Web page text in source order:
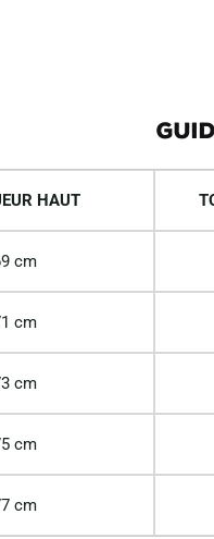
HAUT
cm
cm
cm
cm
cm